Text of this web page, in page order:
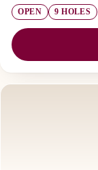
OPEN 9 HOLES